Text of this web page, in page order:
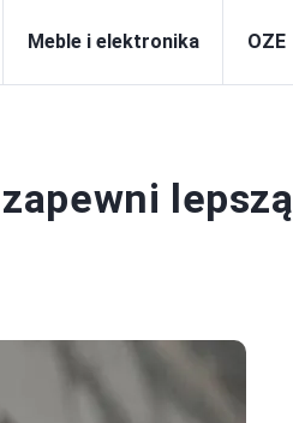
Meble i elektronika OZE
lepszą